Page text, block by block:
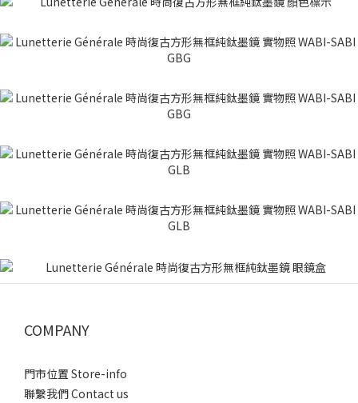
COMPANY
門市位置 Store-info
聯繫我們 Contact us